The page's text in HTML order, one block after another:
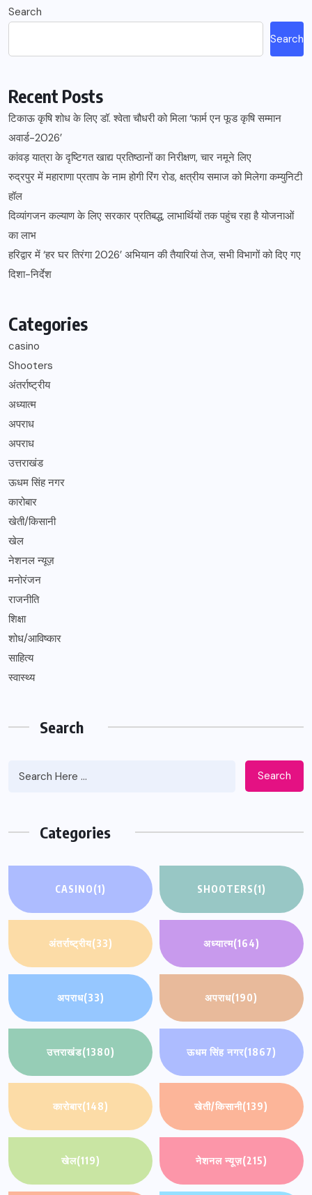
Search
Search
Recent Posts
टिकाऊ कृषि शोध के लिए डॉ. श्वेता चौधरी को मिला ‘फार्म एन फूड कृषि सम्मान
अवार्ड-2026’
कांवड़ यात्रा के दृष्टिगत खाद्य प्रतिष्ठानों का निरीक्षण, चार नमूने लिए
रुद्रपुर में महाराणा प्रताप के नाम होगी रिंग रोड, क्षत्रीय समाज को मिलेगा कम्युनिटी
हॉल
दिव्यांगजन कल्याण के लिए सरकार प्रतिबद्ध, लाभार्थियों तक पहुंच रहा है योजनाओं
का लाभ
हरिद्वार में ‘हर घर तिरंगा 2026’ अभियान की तैयारियां तेज, सभी विभागों को दिए गए
दिशा-निर्देश
Categories
casino
Shooters
अंतर्राष्ट्रीय
अध्यात्म
अपराध
अपराध
उत्तराखंड
ऊधम सिंह नगर
कारोबार
खेती/किसानी
खेल
नेशनल न्यूज़
मनोरंजन
राजनीति
शिक्षा
शोध/आविष्कार
साहित्य
स्वास्थ्य
Search
Search
Categories
CASINO(1) SHOOTERS(1)
अंतर्राष्ट्रीय(33) अध्यात्म(164)
अपराध(33) अपराध(190)
उत्तराखंड(1380) ऊधम सिंह नगर(1867)
कारोबार(148) खेती/किसानी(139)
खेल(119) नेशनल न्यूज़(215)